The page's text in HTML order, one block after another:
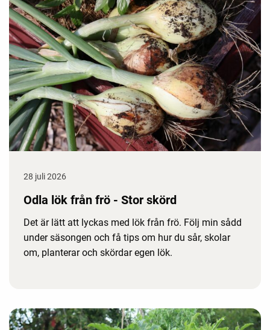
28 juli 2026
Odla lök från frö - Stor skörd
Det är lätt att lyckas med lök från frö. Följ min sådd
under säsongen och få tips om hur du sår, skolar
om, planterar och skördar egen lök.